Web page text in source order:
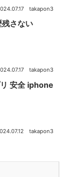
takapon3
さない
takapon3
安全 iphone
takapon3